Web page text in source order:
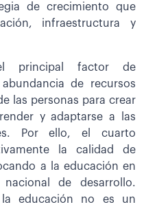
de crecimiento que
infraestructura y
principal factor de
de recursos
las personas para crear
y adaptarse a las
Por ello, el cuarto
la calidad de
a la educación en
de desarrollo.
la educación no es un